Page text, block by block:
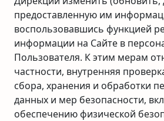
предоставленную им
воспользовавшись функцией
информации на Сайте в
Пользователя. К этим мерам
частности, внутренняя
сбора, хранения и обработки
данных и мер безопасности,
обеспечению физической